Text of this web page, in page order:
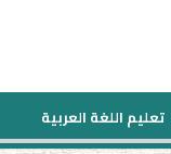
تعليم اللغة العربية